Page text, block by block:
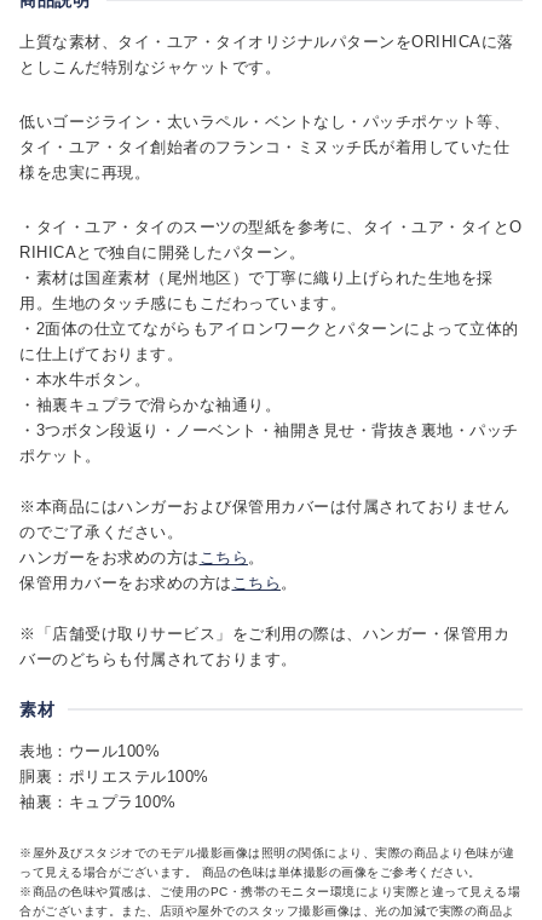
上質な素材、タイ・ユア・タイオリジナルパターンをORIHICAに落
としこんだ特別なジャケットです。
低いゴージライン・太いラペル・ベントなし・パッチポケット等、
タイ・ユア・タイ創始者のフランコ・ミヌッチ氏が着用していた仕
様を忠実に再現。
・タイ・ユア・タイのスーツの型紙を参考に、タイ・ユア・タイとO
RIHICAとで独自に開発したパターン。
・素材は国産素材（尾州地区）で丁寧に織り上げられた生地を採
用。生地のタッチ感にもこだわっています。
・2面体の仕立てながらもアイロンワークとパターンによって立体的
に仕上げております。
・本水牛ボタン。
・袖裏キュプラで滑らかな袖通り。
・3つボタン段返り・ノーベント・袖開き見せ・背抜き裏地・パッチ
ポケット。
※本商品にはハンガーおよび保管用カバーは付属されておりません
のでご了承ください。
ハンガーをお求めの方は こちら 。
保管用カバーをお求めの方は こちら 。
※「店舗受け取りサービス」をご利用の際は、ハンガー・保管用カ
バーのどちらも付属されております。
素材
表地：ウール100%
胴裏：ポリエステル100%
袖裏：キュプラ100%
※屋外及びスタジオでのモデル撮影画像は照明の関係により、実際の商品より色味が違
って見える場合がございます。 商品の色味は単体撮影の画像をご参考ください。
※商品の色味や質感は、ご使用のPC・携帯のモニター環境により実際と違って見える場
合がございます。また、店頭や屋外でのスタッフ撮影画像は、光の加減で実際の商品よ